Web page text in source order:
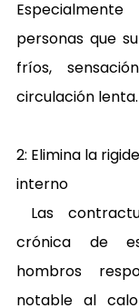
personas que
fríos,
circulación lenta.
2: Elimina la
interno
Las
crónica de
hombros
notable al